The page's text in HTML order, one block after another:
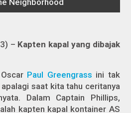
– Kapten kapal yang dibajak
Paul Greengrass ini tak
saat kita tahu ceritanya
Dalam Captain Phillips,
kapten kapal kontainer AS